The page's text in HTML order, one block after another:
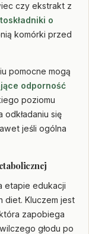
czy ekstrakt z
o
komórki przed
pomocne mogą
odporność
poziomu
odkładaniu się
jeśli ogólna
etapie edukacji
diet. Kluczem jest
która zapobiega
głodu po